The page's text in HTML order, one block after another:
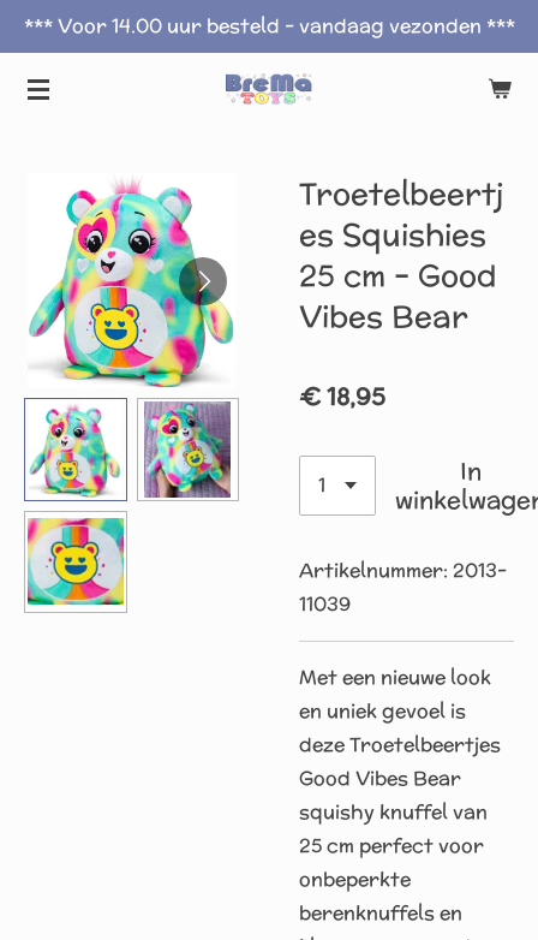
Ga
naar
*** Voor 14.00 uur besteld - vandaag vezonden ***
Troetelbeertj
es Squishies
25 cm – Good
Vibes Bear
€ 18,95
In
Artikelnummer: 2013-
11039
Met een nieuwe look
en uniek gevoel is
deze Troetelbeertjes
Good Vibes Bear
squishy knuffel van
25 cm perfect voor
onbeperkte
berenknuffels en